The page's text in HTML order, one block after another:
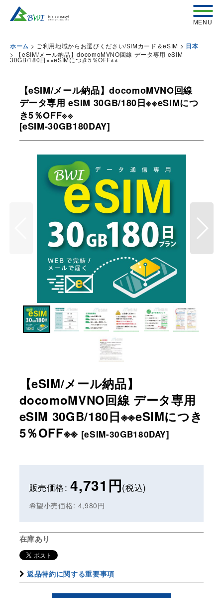
ホーム > ご利用地域からお選びください/SIMカード＆eSIM > 日本
>
【eSIM/メール納品】docomoMVNO回線 データ専用 eSIM
30GB/180日※※eSIMにつき5％OFF※※
【eSIM/メール納品】docomoMVNO回線
データ専用 eSIM 30GB/180日※※eSIMにつ
き5％OFF※※
[eSIM-30GB180DAY]
【eSIM/メール納品】
docomoMVNO回線 データ専用
eSIM 30GB/180日※※eSIMにつき
5％OFF※※ [eSIM-30GB180DAY]
販売価格: 4,731円(税込)
希望小売価格: 4,980円
在庫あり
返品特約に関する重要事項